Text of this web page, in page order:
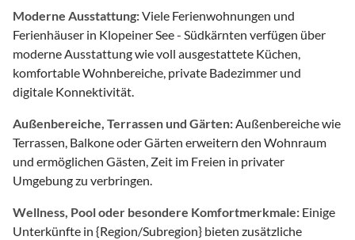
Moderne Ausstattung:Viele Ferienwohnungen und
Ferienhäuser in Klopeiner See - Südkärnten verfügen über
moderne Ausstattung wie voll ausgestattete Küchen,
komfortable Wohnbereiche, private Badezimmer und
digitale Konnektivität.
Außenbereiche, Terrassen und Gärten:Außenbereiche wie
Terrassen, Balkone oder Gärten erweitern den Wohnraum
und ermöglichen Gästen, Zeit im Freien in privater
Umgebung zu verbringen.
Wellness, Pool oder besondere Komfortmerkmale: Einige
Unterkünfte in {Region/Subregion} bieten zusätzliche